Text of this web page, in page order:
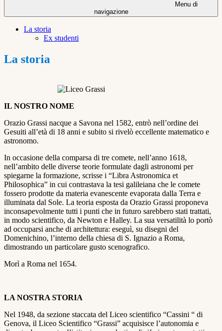
Menu di
navigazione
La storia
Ex studenti
La storia
IL NOSTRO NOME
Orazio Grassi nacque a Savona nel 1582, entrò nell’ordine dei
Gesuiti all’età di 18 anni e subito si rivelò eccellente matematico e
astronomo.
In occasione della comparsa di tre comete, nell’anno 1618,
nell’ambito delle diverse teorie formulate dagli astronomi per
spiegarne la formazione, scrisse i “Libra Astronomica et
Philosophica” in cui contrastava la tesi galileiana che le comete
fossero prodotte da materia evanescente evaporata dalla Terra e
illuminata dal Sole. La teoria esposta da Orazio Grassi proponeva
inconsapevolmente tutti i punti che in futuro sarebbero stati trattati,
in modo scientifico, da Newton e Halley. La sua versatilità lo portò
ad occuparsi anche di architettura: eseguì, su disegni del
Domenichino, l’interno della chiesa di S. Ignazio a Roma,
dimostrando un particolare gusto scenografico.
Morì a Roma nel 1654.
LA NOSTRA STORIA
Nel 1948, da sezione staccata del Liceo scientifico “Cassini “ di
Genova, il Liceo Scientifico “Grassi” acquisisce l’autonomia e